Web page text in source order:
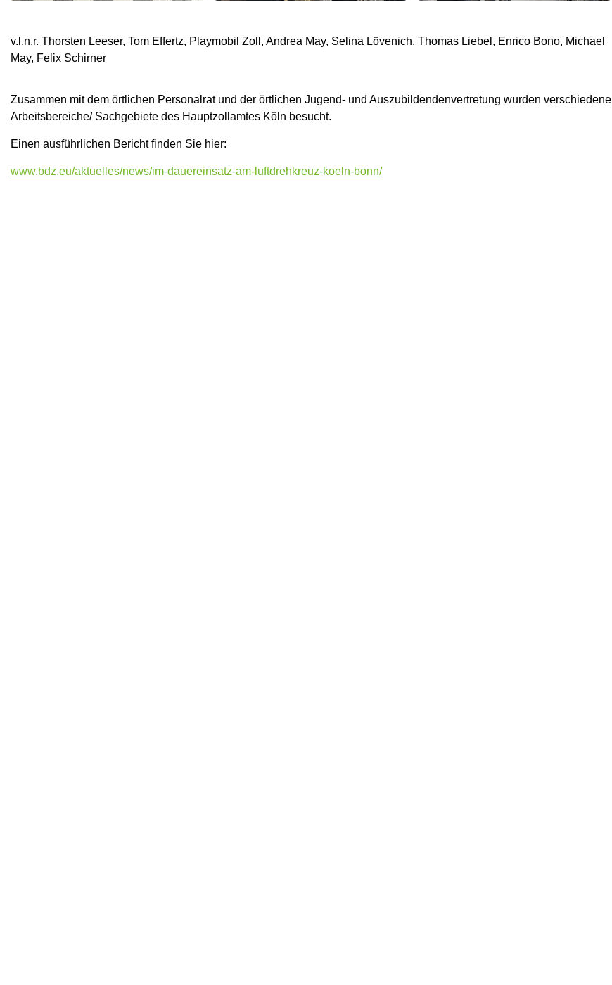
v.l.n.r. Thorsten Leeser, Tom Effertz, Playmobil Zoll, Andrea May, Selina Lövenich, Thomas Liebel, Enrico Bono, Michael
May, Felix Schirner
Zusammen mit dem örtlichen Personalrat und der örtlichen Jugend- und Auszubildendenvertretung wurden verschiedene
Arbeitsbereiche/ Sachgebiete des Hauptzollamtes Köln besucht.
Einen ausführlichen Bericht finden Sie hier:
www.bdz.eu/aktuelles/news/im-dauereinsatz-am-luftdrehkreuz-koeln-bonn/